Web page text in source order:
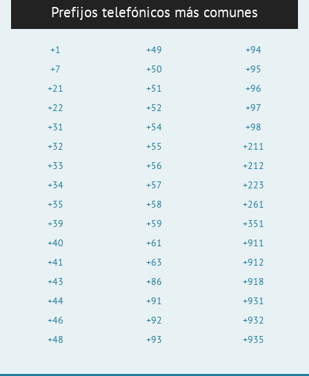
Prefijos telefónicos más comunes
+1
+7
+21
+22
+31
+32
+33
+34
+35
+39
+40
+41
+43
+44
+46
+48
+49
+50
+51
+52
+54
+55
+56
+57
+58
+59
+61
+63
+86
+91
+92
+93
+94
+95
+96
+97
+98
+211
+212
+223
+261
+351
+911
+912
+918
+931
+932
+935